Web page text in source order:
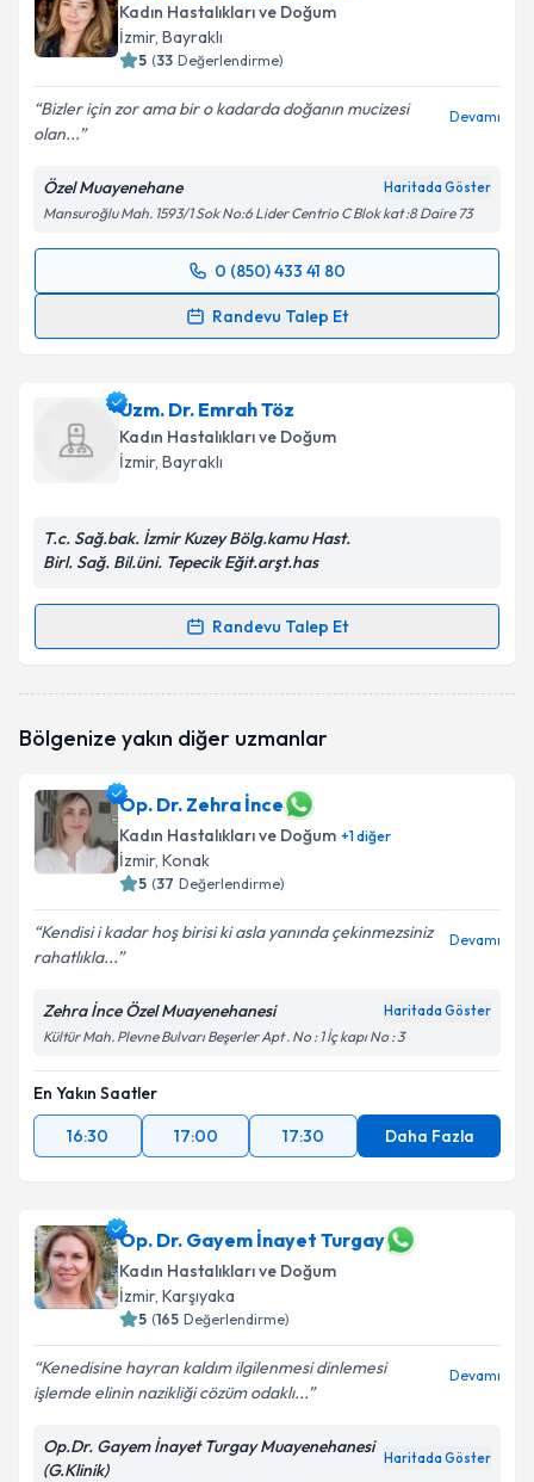
Kadın Hastalıkları ve Doğum
İzmir, Bayraklı
5 (33 Değerlendirme)
Bizler için zor ama bir o kadarda doğanın mucizesi
olan...
Devamı
Özel Muayenehane Haritada Göster
Mansuroğlu Mah. 1593/1 Sok No:6 Lider Centrio C Blok kat :8 Daire 73
0 (850) 433 41 80
Randevu Talep Et
Randevu Takvimi Talebi
için bir takvim hazırlandığında e-posta ile
bilgilendireceğiz.
Kişisel verilerimin işlenmesine ilişkinAydınlatma
'ni okudum ve kişisel verilerimin belirtilen
kapsamda işlenmesini kabul ediyorum.
Uzm. Dr. Emrah Töz
Kadın Hastalıkları ve Doğum
İzmir, Bayraklı
T.c. Sağ.bak. İzmir Kuzey Bölg.kamu Hast.
Birl. Sağ. Bil.üni. Tepecik Eğit.arşt.has
Randevu Talep Et
Randevu Takvimi Talebi
oluşturun. Size bu uzmandan randevu almanız için bir
E-posta Adresiniz
Kişisel verilerimin işlenmesine ilişkinAydınlatma
Metni
Takvim Talebini Gönder
Bölgenize yakın diğer uzmanlar
Op. Dr. Zehra İnce
Kadın Hastalıkları ve Doğum +1diğer
İzmir, Konak
5 (37 Değerlendirme)
Kendisi i kadar hoş birisi ki asla yanında çekinmezsiniz
rahatlıkla...
Devamı
Zehra İnce Özel Muayenehanesi Haritada Göster
Kültür Mah. Plevne Bulvarı Beşerler Apt . No : 1 İç kapı No : 3
En Yakın Saatler
16:30
17:00 17:30 Daha Fazla
Op. Dr. Gayem İnayet Turgay
Kadın Hastalıkları ve Doğum
İzmir, Karşıyaka
5 (165 Değerlendirme)
Kenedisine hayran kaldım ilgilenmesi dinlemesi
işlemde elinin nazikliği cözüm odaklı...
Devamı
Op.Dr. Gayem İnayet Turgay Muayenehanesi
(G.Klinik)
Haritada Göster